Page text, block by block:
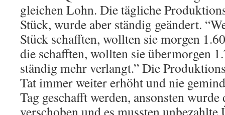
gleichen Lohn. Die tägliche
Stück, wurde aber ständig geändert.
Stück schafften, wollten sie morgen
die schafften, wollten sie übermorgen
ständig mehr verlangt.” Die
Tat immer weiter erhöht und nie
Tag geschafft werden, ansonsten
verschoben und es mussten unbezahlte